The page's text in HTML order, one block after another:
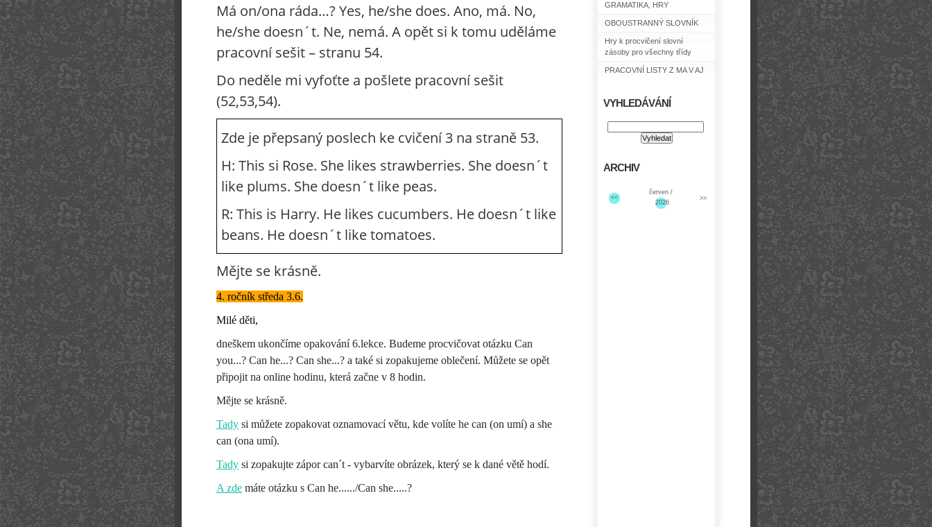
Má on/ona ráda…? Yes, he/she does. Ano, má. No,
he/she doesn´t. Ne, nemá. A opět si k tomu uděláme
pracovní sešit – stranu 54.
Do neděle mi vyfoťte a pošlete pracovní sešit
(52,53,54).
Zde je přepsaný poslech ke cvičení 3 na straně 53.
H: This si Rose. She likes strawberries. She doesn´t
like plums. She doesn´t like peas.
R: This is Harry. He likes cucumbers. He doesn´t like
beans. He doesn´t like tomatoes.
Mějte se krásně.
4. ročník středa 3.6.
Milé děti,
dneškem ukončíme opakování 6.lekce. Budeme procvičovat otázku Can
you...? Can he...? Can she...? a také si zopakujeme oblečení. Můžete se opět
připojit na online hodinu, která začne v 8 hodin.
Mějte se krásně.
Tady si můžete zopakovat oznamovací větu, kde volíte he can (on umí) a she
can (ona umí).
Tady si zopakujte zápor can´t - vybarvíte obrázek, který se k dané větě hodí.
A zde máte otázku s Can he....../Can she.....?
GRAMATIKA, HRY
OBOUSTRANNÝ SLOVNÍK
Hry k procvičení slovní
zásoby pro všechny třídy
PRACOVNÍ LISTY Z MA V AJ
VYHLEDÁVÁNÍ
ARCHIV
<<
červen /
2026
>>